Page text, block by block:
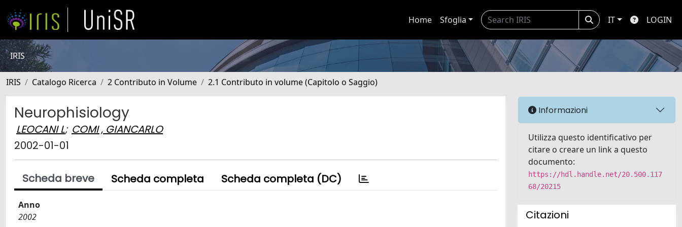
Home Sfoglia IT LOGIN
IRIS
IRIS Catalogo Ricerca 2 Contributo in Volume 2.1 Contributo in volume (Capitolo o Saggio)
Neurophisiology
LEOCANI L; COMI , GIANCARLO
2002-01-01
Scheda breve Scheda completa Scheda completa (DC)
Anno
2002
Informazioni
Utilizza questo identificativo per
citare o creare un link a questo
documento:
https://hdl.handle.net/20.500.117
68/20215
Citazioni